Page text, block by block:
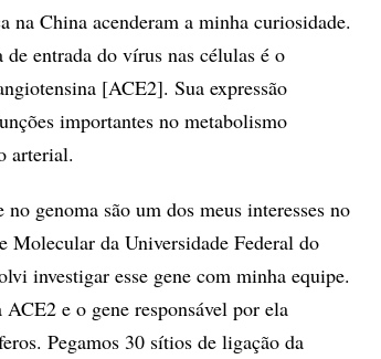
na China acenderam a minha curiosidade.
entrada do vírus nas células é o
[ACE2]. Sua expressão
importantes no metabolismo
arterial.
genoma são um dos meus interesses no
Molecular da Universidade Federal do
investigar esse gene com minha equipe.
e o gene responsável por ela
Pegamos 30 sítios de ligação da